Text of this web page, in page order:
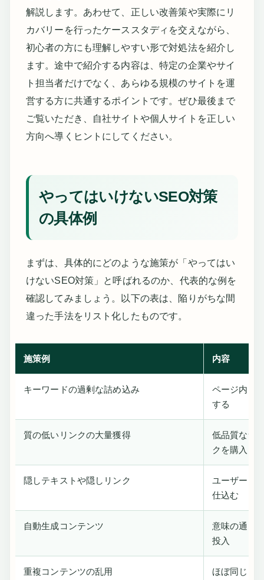
解説します。あわせて、正しい改善策や実際にリ
カバリーを行ったケーススタディを交えながら、
初心者の方にも理解しやすい形で対処法を紹介し
ます。途中で紹介する内容は、特定の企業やサイ
ト担当者だけでなく、あらゆる規模のサイトを運
営する方に共通するポイントです。ぜひ最後まで
ご覧いただき、自社サイトや個人サイトを正しい
方向へ導くヒントにしてください。
やってはいけないSEO対策
の具体例
まずは、具体的にどのような施策が「やってはい
けないSEO対策」と呼ばれるのか、代表的な例を
確認してみましょう。以下の表は、陥りがちな間
違った手法をリスト化したものです。
施策例 内容
キーワードの過剰な詰め込み
ページ内に
する
質の低いリンクの大量獲得
低品質なサ
クを購入
隠しテキストや隠しリンク
ユーザーに
仕込む
自動生成コンテンツ
意味の通ら
投入
重複コンテンツの乱用
ほぼ同じ内